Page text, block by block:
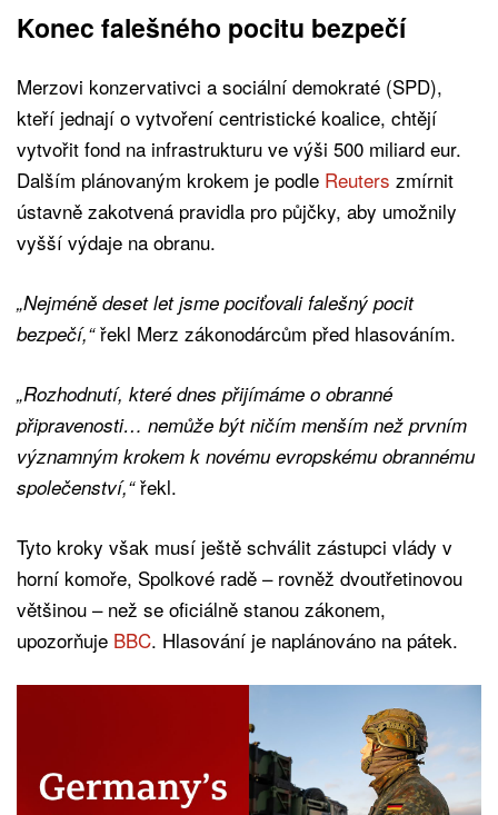
Konec falešného pocitu bezpečí
Merzovi konzervativci a sociální demokraté (SPD),
kteří jednají o vytvoření centristické koalice, chtějí
vytvořit fond na infrastrukturu ve výši 500 miliard eur.
Dalším plánovaným krokem je podle Reuters zmírnit
ústavně zakotvená pravidla pro půjčky, aby umožnily
vyšší výdaje na obranu.
„Nejméně deset let jsme pociťovali falešný pocit
bezpečí,“řekl Merz zákonodárcům před hlasováním.
„Rozhodnutí, které dnes přijímáme o obranné
připravenosti… nemůže být ničím menším než prvním
významným krokem k novému evropskému obrannému
společenství,“řekl.
Tyto kroky však musí ještě schválit zástupci vlády v
horní komoře, Spolkové radě – rovněž dvoutřetinovou
většinou – než se oficiálně stanou zákonem,
upozorňuje BBC. Hlasování je naplánováno na pátek.